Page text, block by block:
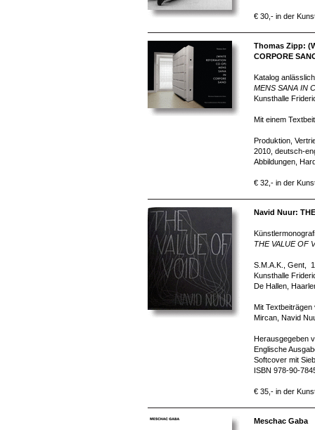
€ 30,- in der
Thomas Zipp:
CORPORE
Katalog
MENS SANA IN
Kunsthalle
Mit einem
Produktion,
2010, deutsch-
Abbildungen,
€ 32,- in der
Navid Nuur:
THE VALUE OF
S.M.A.K., Gent,
Kunsthalle
De Hallen,
Mit
Mircan, Navid
Herausgegeben
Englische
Softcover mit
ISBN 978-90-
€ 35,- in der
Meschac Gaba